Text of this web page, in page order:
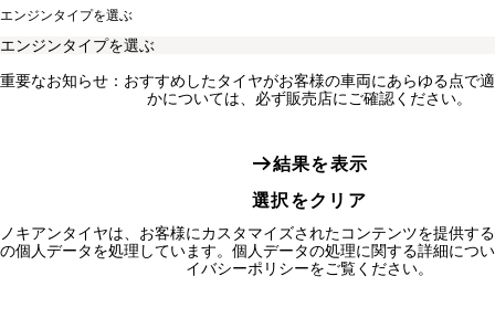
エンジンタイプを選ぶ
重要なお知らせ：おすすめしたタイヤがお客様の車両にあらゆる点で
かについては、必ず販売店にご確認ください。
結果を表示
選択をクリア
ノキアンタイヤは、お客様にカスタマイズされたコンテンツを提供す
の個人データを処理しています。個人データの処理に関する詳細につ
イバシーポリシーをご覧ください。